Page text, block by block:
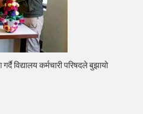
विद्यालय कर्मचारी परिषदले बुझायो